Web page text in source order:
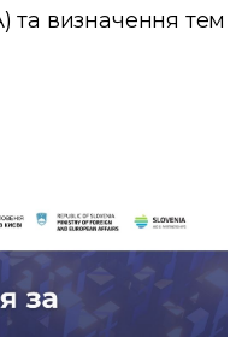
та визначення тем